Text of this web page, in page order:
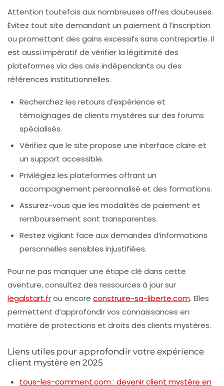
Attention toutefois aux nombreuses offres douteuses.
Évitez tout site demandant un paiement à l’inscription
ou promettant des gains excessifs sans contrepartie. Il
est aussi impératif de vérifier la légitimité des
plateformes via des avis indépendants ou des
références institutionnelles.
Recherchez les retours d’expérience et
témoignages de clients mystères sur des forums
spécialisés.
Vérifiez que le site propose une interface claire et
un support accessible.
Privilégiez les plateformes offrant un
accompagnement personnalisé et des formations.
Assurez-vous que les modalités de paiement et
remboursement sont transparentes.
Restez vigilant face aux demandes d’informations
personnelles sensibles injustifiées.
Pour ne pas manquer une étape clé dans cette
aventure, consultez des ressources à jour sur
legalstart.frou encore construire-sa-liberte.com. Elles
permettent d’approfondir vos connaissances en
matière de protections et droits des clients mystères.
Liens utiles pour approfondir votre expérience
client mystère en 2025
tous-les-comment.com : devenir client mystère en